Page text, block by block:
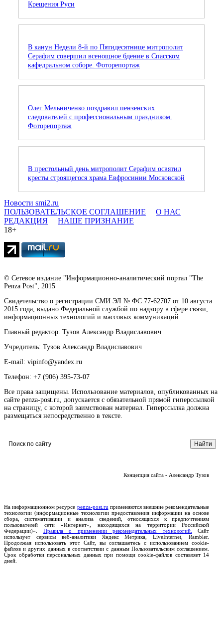
Крещения Руси
В канун Недели 8-й по Пятидесятнице митрополит
Серафим совершил всенощное бдение в Спасском
кафедральном соборе. Фоторепортаж
Олег Мельниченко поздравил пензенских
следователей с профессиональным праздником.
Фоторепортаж
В престольный день митрополит Серафим освятил
кресты строящегося храма Евфросинии Московской
Новости smi2.ru
ПОЛЬЗОВАТЕЛЬСКОЕ СОГЛАШЕНИЕ
О НАС
РЕДАКЦИЯ
НАШЕ ПРИЗНАНИЕ
18+
© Сетевое издание "Информационно-аналитический портал "The
Penza Post", 2015
Свидетельство о регистрации СМИ ЭЛ № ФС 77-62707 от 10 августа
2015 года, выдано Федеральной службой по надзору в сфере связи,
информационных технологий и массовых коммуникаций.
Главный редактор: Тузов Александр Владиславович
Учредитель: Тузов Александр Владиславович
E-mail: vipinfo@yandex.ru
Телефон: +7 (906) 395-73-07
Все права защищены. Использование материалов, опубликованных на
сайте penza-post.ru, допускается с обязательной прямой гиперссылкой
на страницу, с которой заимствован материал. Гиперссылка должна
размещаться непосредственно в тексте.
Концепция сайта - Александр Тузов
На информационном ресурсе penza-post.ru применяются внешние рекомендательные
технологии (информационные технологии предоставления информации на основе
сбора, систематизации и анализа сведений, относящихся к предпочтениям
пользователей сети «Интернет», находящихся на территории Российской
Федерации)». Правила о применении рекомендательных технологий.
Сайт
использует сервисы веб-аналитики Яндекс Метрика, LiveInternet, Rambler.
Продолжая использовать этот Сайт, вы соглашаетесь с использованием cookie-
файлов и других данных в соответствии с данным Пользовательским соглашением.
Срок обработки персональных данных при помощи cookie-файлов составляет 14
дней.